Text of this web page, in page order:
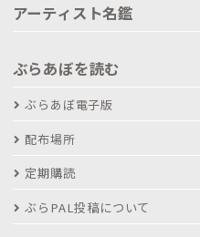
アーティスト名鑑
ぶらあぼを読む
ぶらあぼ電子版
配布場所
定期購読
ぶらPAL投稿について